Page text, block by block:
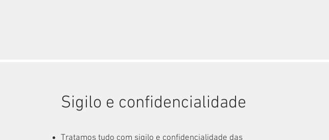
Sigilo e confidencialidade
Tratamos tudo com sigilo e confidencialidade das